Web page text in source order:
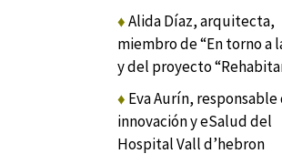
♦Alida Díaz, arquitecta,
miembro de “En torno a
y del proyecto
♦ Eva Aurín, responsable
innovación y eSalud del
Hospital Vall d’hebron